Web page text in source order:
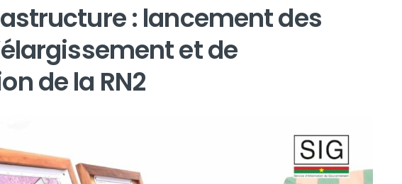
: lancement des
et de
de la RN2